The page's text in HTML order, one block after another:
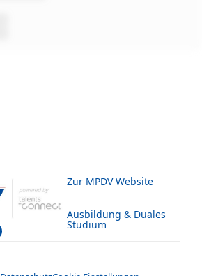
Zur MPDV Website
Ausbildung & Duales
Studium